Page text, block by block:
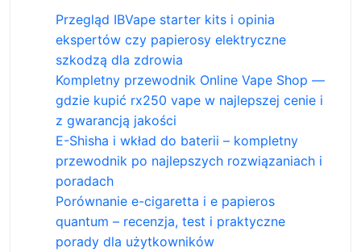
Przegląd IBVape starter kits i opinia
ekspertów czy papierosy elektryczne
szkodzą dla zdrowia
Kompletny przewodnik Online Vape Shop —
gdzie kupić rx250 vape w najlepszej cenie i
z gwarancją jakości
E-Shisha i wkład do baterii – kompletny
przewodnik po najlepszych rozwiązaniach i
poradach
Porównanie e-cigaretta i e papieros
quantum – recenzja, test i praktyczne
porady dla użytkowników